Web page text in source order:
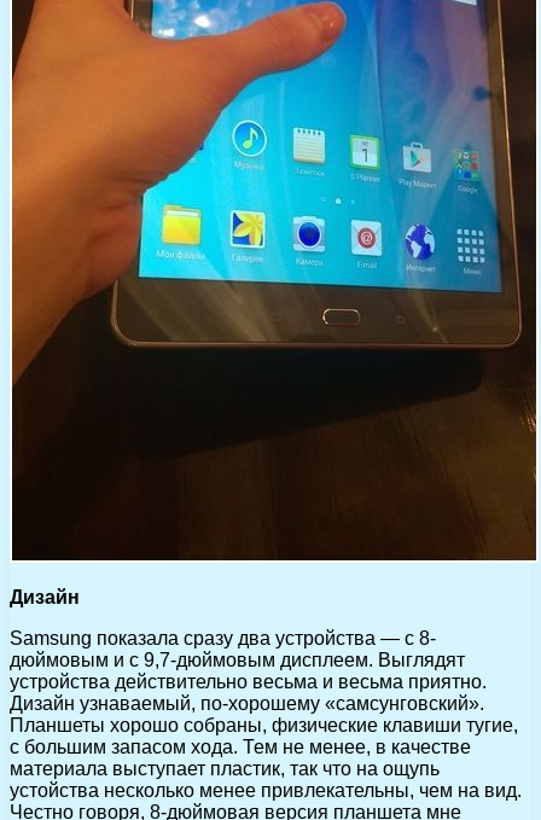
Дизайн
Samsung показала сразу два устройства — с 8-
дюймовым и с 9,7-дюймовым дисплеем. Выглядят
устройства действительно весьма и весьма приятно.
Дизайн узнаваемый, по-хорошему «самсунговский».
Планшеты хорошо собраны, физические клавиши тугие,
с большим запасом хода. Тем не менее, в качестве
материала выступает пластик, так что на ощупь
устойства несколько менее привлекательны, чем на вид.
Честно говоря, 8-дюймовая версия планшета мне